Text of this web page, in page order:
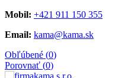
Mobil: +421 911 150 355
Email: kama@kama.sk
Obľúbené (0)
Porovnať (0)